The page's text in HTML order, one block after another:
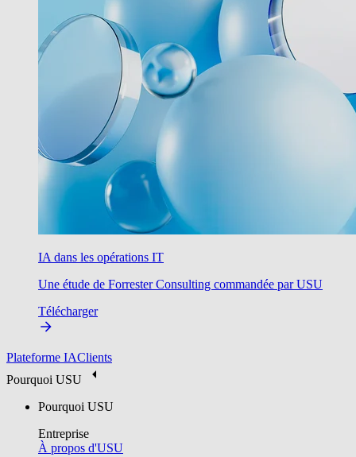
IA dans les opérations IT
Une étude de Forrester Consulting commandée par USU
Télécharger
Plateforme IAClients
Pourquoi USU
Pourquoi USU
Entreprise
À propos d'USU